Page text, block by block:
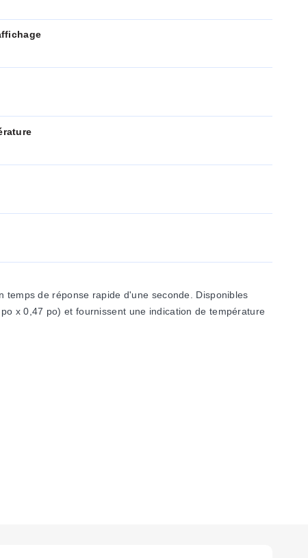
de réponse rapide d'une seconde. Disponibles
x 0,47 po) et fournissent une indication de température